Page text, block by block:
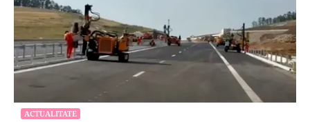
ACTUALITATE